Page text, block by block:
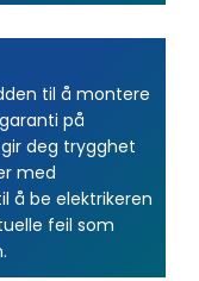
til å montere
på
deg trygghet
med
å be elektrikeren
feil som